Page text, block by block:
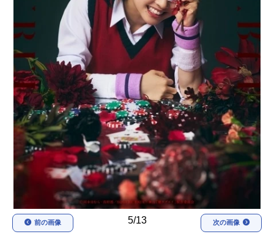
男性声優/女性声優一覧
FOLLOW US
5/13
前の画像 次の画像